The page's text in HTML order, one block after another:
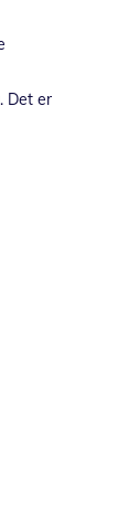
Det er